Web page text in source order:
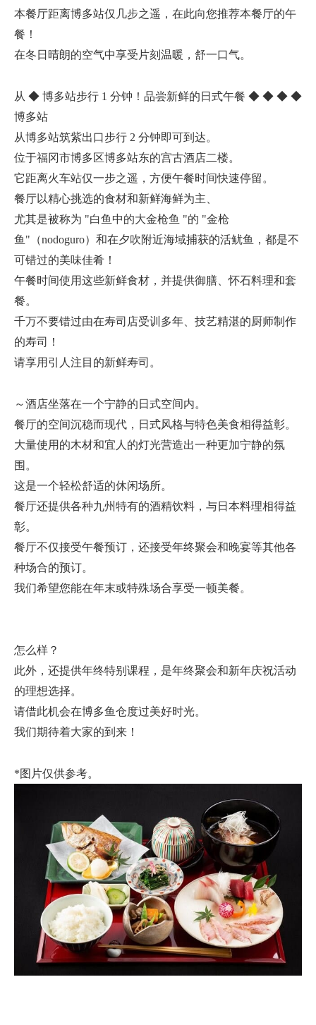
本餐厅距离博多站仅几步之遥，在此向您推荐本餐厅的午
餐！
在冬日晴朗的空气中享受片刻温暖，舒一口气。
从 ◆ 博多站步行 1 分钟！品尝新鲜的日式午餐 ◆ ◆ ◆ ◆
博多站
从博多站筑紫出口步行 2 分钟即可到达。
位于福冈市博多区博多站东的宫古酒店二楼。
它距离火车站仅一步之遥，方便午餐时间快速停留。
餐厅以精心挑选的食材和新鲜海鲜为主、
尤其是被称为 "白鱼中的大金枪鱼 "的 "金枪
鱼"（nodoguro）和在夕吹附近海域捕获的活鱿鱼，都是不
可错过的美味佳肴！
午餐时间使用这些新鲜食材，并提供御膳、怀石料理和套
餐。
千万不要错过由在寿司店受训多年、技艺精湛的厨师制作
的寿司！
请享用引人注目的新鲜寿司。
～酒店坐落在一个宁静的日式空间内。
餐厅的空间沉稳而现代，日式风格与特色美食相得益彰。
大量使用的木材和宜人的灯光营造出一种更加宁静的氛
围。
这是一个轻松舒适的休闲场所。
餐厅还提供各种九州特有的酒精饮料，与日本料理相得益
彰。
餐厅不仅接受午餐预订，还接受年终聚会和晚宴等其他各
种场合的预订。
我们希望您能在年末或特殊场合享受一顿美餐。
怎么样？
此外，还提供年终特别课程，是年终聚会和新年庆祝活动
的理想选择。
请借此机会在博多鱼仓度过美好时光。
我们期待着大家的到来！
*图片仅供参考。